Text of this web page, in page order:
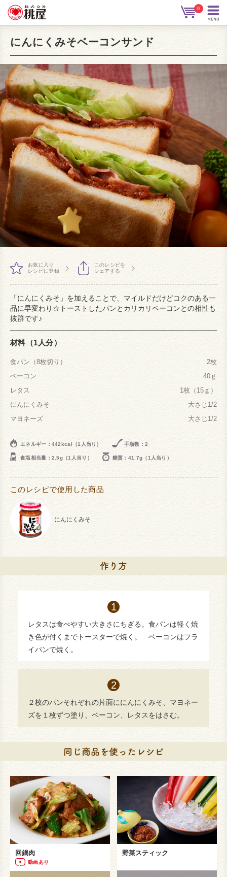
0
にんにくみそベーコンサンド
お気に入り
レシピに登録
このレシピを
シェアする
「にんにくみそ」を加えることで、マイルドだけどコクのある一
品に早変わり☆トーストしたパンとカリカリベーコンとの相性も
抜群です♪
材料（1人分）
食パン（8枚切り）
2枚
ベーコン
40ｇ
レタス
1枚（15ｇ）
にんにくみそ
大さじ1/2
マヨネーズ
大さじ1/2
エネルギー：442kcal（1人当り） 手順数：2
食塩相当量：2.5g（1人当り） 糖質：41.7g（1人当り）
このレシピで使用した商品
にんにくみそ
レタスは食べやすい大きさにちぎる。食パンは軽く焼
き色が付くまでトースターで焼く。 ベーコンはフラ
イパンで焼く。
２枚のパンそれぞれの片面ににんにくみそ、マヨネー
ズを１枚ずつ塗り、ベーコン、レタスをはさむ。
回鍋肉
動画あり
野菜スティック